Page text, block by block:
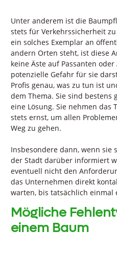
Unter anderem ist die
stets für Verkehrssicherheit
ein solches Exemplar an
andern Orten steht, ist diese
keine Äste auf Passanten
potenzielle Gefahr für sie
Profis genau, was zu tun ist
dem Thema. Sie sind
eine Lösung. Sie nehmen das
stets ernst, um allen
Weg zu gehen.
Insbesondere dann, wenn sie
der Stadt darüber informiert
eventuell nicht den
das Unternehmen direkt
warten, bis tatsächlich einmal
Mögliche
einem Baum